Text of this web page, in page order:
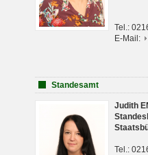
Tel.:
E-Mail:
Standesamt
Judith
Tel.: